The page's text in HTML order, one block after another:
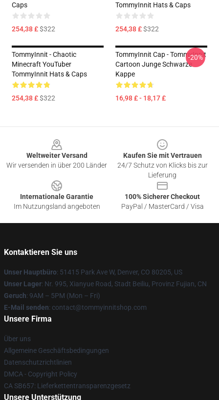
Caps
254,38 £$322
TommyInnit Hats & Caps
254,38 £$322
TommyInnit - Chaotic
Minecraft YouTuber
TommyInnit Hats & Caps
254,38 £$322
TommyInnit Cap - TommyInnit
Cartoon Junge Schwarze
Kappe
16,98 £ - 18,17 £
-20%
Weltweiter Versand
Wir versenden in über 200 Länder
Kaufen Sie mit Vertrauen
24/7 Schutz von Klicks bis zur
Lieferung
Internationale Garantie
Im Nutzungsland angeboten
100% Sicherer Checkout
PayPal / MasterCard / Visa
Kontaktieren Sie uns
Unser Hauptbüro: 51415 Park Ave W, Denver, CO 80205, US
Unser Lager: Nr. 995, Xianyue Road, Stadt Beiliu, Provinz Fujian, CN
Geruch: 9AM – 5PM (Mon – Fri)
E-Mail senden: contact@tommyinnitshop.com
Unsere Firma
Über uns
Allgemeine Geschäftsbedingungen
Datenschutzrichtlinien
DMCA - Copyright Policy
CA SB657: Lieferkettentransparenzgesetz
Unsere Unterstützung